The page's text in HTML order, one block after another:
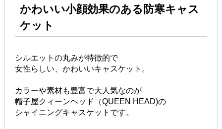
かわいい小顔効果のある防寒キャス
ケット
シルエットの丸みが特徴的で
女性らしい、かわいいキャスケット。
カラーや素材も豊富で大人気なのが
帽子屋クィーンヘッド（QUEEN HEAD)の
シャイニングキャスケットです。